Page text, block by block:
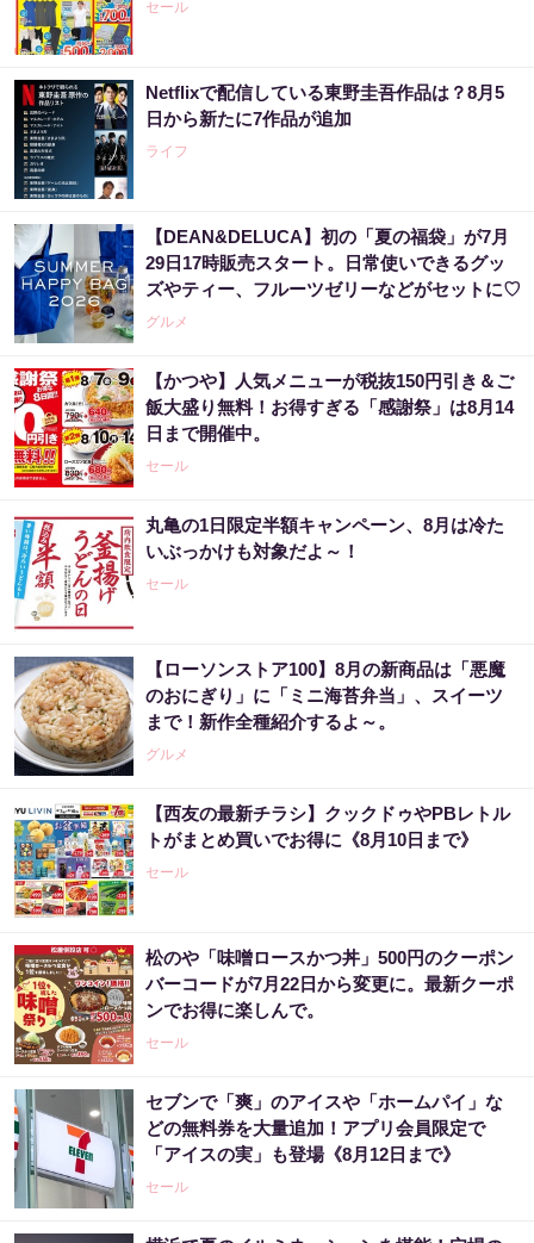
セール
Netflixで配信している東野圭吾作品は？8月5
日から新たに7作品が追加
ライフ
【DEAN&DELUCA】初の「夏の福袋」が7月
29日17時販売スタート。日常使いできるグッ
ズやティー、フルーツゼリーなどがセットに♡
グルメ
【かつや】人気メニューが税抜150円引き＆ご
飯大盛り無料！お得すぎる「感謝祭」は8月14
日まで開催中。
セール
丸亀の1日限定半額キャンペーン、8月は冷た
いぶっかけも対象だよ～！
セール
【ローソンストア100】8月の新商品は「悪魔
のおにぎり」に「ミニ海苔弁当」、スイーツ
まで！新作全種紹介するよ～。
グルメ
【西友の最新チラシ】クックドゥやPBレトル
トがまとめ買いでお得に《8月10日まで》
セール
松のや「味噌ロースかつ丼」500円のクーポン
バーコードが7月22日から変更に。最新クーポ
ンでお得に楽しんで。
セール
セブンで「爽」のアイスや「ホームパイ」な
どの無料券を大量追加！アプリ会員限定で
「アイスの実」も登場《8月12日まで》
セール